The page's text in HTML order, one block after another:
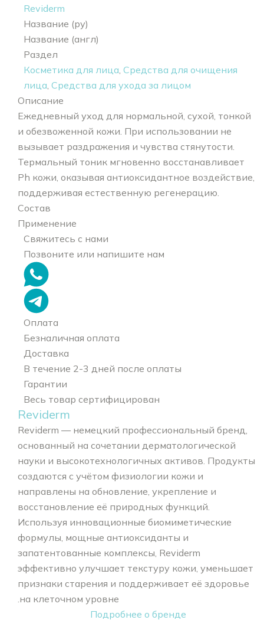
Reviderm
Название (ру)
Название (англ)
Раздел
Косметика для лица, Средства для очищения
лица, Средства для ухода за лицом
Описание
Ежедневный уход для нормальной, сухой, тонкой
и обезвоженной кожи. При использовании не
вызывает раздражения и чувства стянутости.
Термальный тоник мгновенно восстанавливает
Ph кожи, оказывая антиоксидантное воздействие,
поддерживая естественную регенерацию.
Состав
Применение
Свяжитесь с нами
Позвоните или напишите нам
Оплата
Безналичная оплата
Доставка
В течение 2-3 дней после оплаты
Гарантии
Весь товар сертифицирован
Reviderm
Reviderm — немецкий профессиональный бренд,
основанный на сочетании дерматологической
науки и высокотехнологичных активов. Продукты
создаются с учётом физиологии кожи и
направлены на обновление, укрепление и
восстановление её природных функций.
Используя инновационные биомиметические
формулы, мощные антиоксиданты и
запатентованные комплексы, Reviderm
эффективно улучшает текстуру кожи, уменьшает
признаки старения и поддерживает её здоровье
на клеточном уровне.
Подробнее о бренде